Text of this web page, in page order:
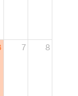
7 8